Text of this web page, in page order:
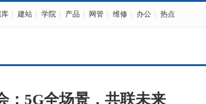
建站 学院 产品 网管 维修 办公 热点
：5G全场景，共联未来